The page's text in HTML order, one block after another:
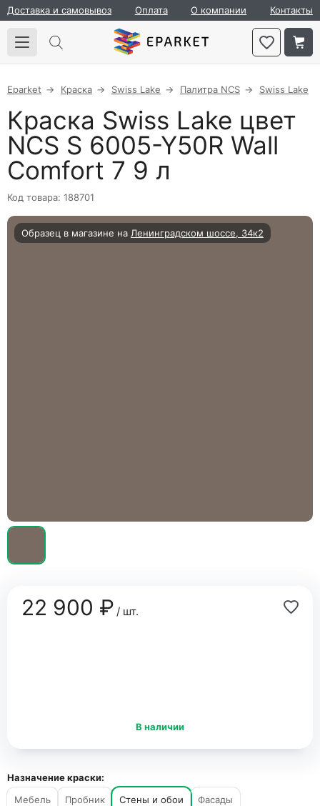
Доставка и самовывоз Оплата О компании Контакты
Eparket Краска Swiss Lake Палитра NCS Swiss Lake
Краска Swiss Lake цвет
NCS S 6005-Y50R Wall
Comfort 7 9 л
Код товара: 188701
Образец в магазине на Ленинградском шоссе, 34к2
22 900 ₽/ шт.
В наличии
Назначение краски:
Мебель
Пробник Стены и обои Фасады